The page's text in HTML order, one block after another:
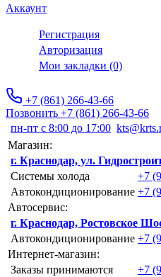
Аккаунт
Регистрация
Авторизация
Мои закладки (0)
+7 (861) 266-43-66
Позвонить +7 (861) 266-43-66
пн-пт с 8:00 до 17:00
Магазин:
г. Краснодар, ул.
Системы холода
+7
Автокондиционирование +7
Автосервис:
г. Краснодар, Ростовское
Автокондиционирование +7
Интернет-магазин:
Заказы принимаются
+7